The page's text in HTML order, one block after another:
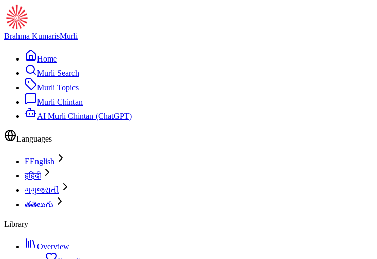
Brahma KumarisMurli
Home
Murli Search
Murli Topics
Murli Chintan
AI Murli Chintan (ChatGPT)
Languages
EEnglish
हहिंदी
ગગુજરાતી
తతెలుగు
Library
Overview